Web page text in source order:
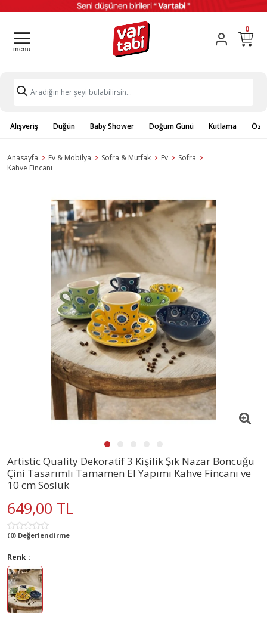
0
Alışveriş Düğün Baby Shower Doğum Günü Kutlama
Anasayfa Ev & Mobilya Sofra & Mutfak Ev
Sofra
Kahve Fincanı
Artistic Quality Dekoratif 3 Kişilik Şık Nazar Boncuğu
Çini Tasarımlı Tamamen El Yapımı Kahve Fincanı ve
10 cm Sosluk
649,00 TL
(0) Değerlendirme
Renk :